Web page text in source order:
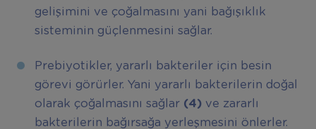
gelişimini ve çoğalmasını yani bağışıklık
sisteminin güçlenmesini sağlar.
Prebiyotikler, yararlı bakteriler için besin
görevi görürler. Yani yararlı bakterilerin doğal
olarak çoğalmasını sağlar (4)ve zararlı
bakterilerin bağırsağa yerleşmesini önlerler.